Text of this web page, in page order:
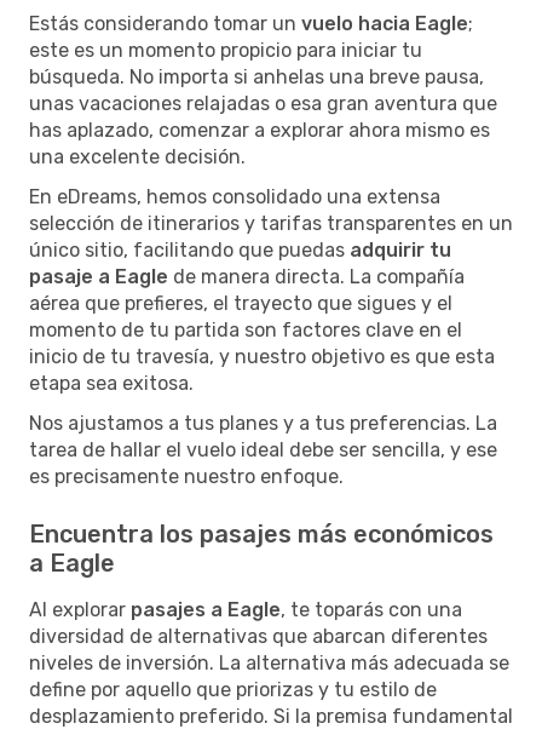
Estás considerando tomar un vuelo hacia Eagle;
este es un momento propicio para iniciar tu
búsqueda. No importa si anhelas una breve pausa,
unas vacaciones relajadas o esa gran aventura que
has aplazado, comenzar a explorar ahora mismo es
una excelente decisión.
En eDreams, hemos consolidado una extensa
selección de itinerarios y tarifas transparentes en un
único sitio, facilitando que puedas adquirir tu
pasaje a Eagle de manera directa. La compañía
aérea que prefieres, el trayecto que sigues y el
momento de tu partida son factores clave en el
inicio de tu travesía, y nuestro objetivo es que esta
etapa sea exitosa.
Nos ajustamos a tus planes y a tus preferencias. La
tarea de hallar el vuelo ideal debe ser sencilla, y ese
es precisamente nuestro enfoque.
Encuentra los pasajes más económicos
a Eagle
Al explorar pasajes a Eagle, te toparás con una
diversidad de alternativas que abarcan diferentes
niveles de inversión. La alternativa más adecuada se
define por aquello que priorizas y tu estilo de
desplazamiento preferido. Si la premisa fundamental